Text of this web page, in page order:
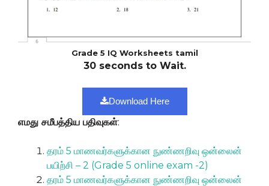
Grade 5 IQ Worksheets tamil
30 seconds to Wait.
Download Here
எமது சமீபத்திய பதிவுகள்:
தரம் 5 மாணவர்களுக்கான நுண்ணறிவு ஒன்லைன்
பயிற்சி – 2 (Grade 5 online exam -2)
தரம் 5 மாணவர்களுக்கான நுண்ணறிவு ஒன்லைன்